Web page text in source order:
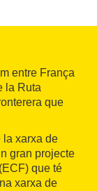
entre França
la Ruta
que
la xarxa de
gran projecte
que té
xarxa de